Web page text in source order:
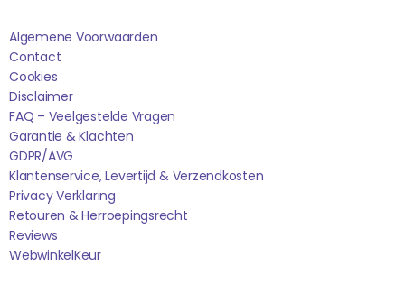
Algemene Voorwaarden
Contact
Cookies
Disclaimer
FAQ – Veelgestelde Vragen
Garantie & Klachten
GDPR/AVG
Klantenservice, Levertijd & Verzendkosten
Privacy Verklaring
Retouren & Herroepingsrecht
Reviews
WebwinkelKEur